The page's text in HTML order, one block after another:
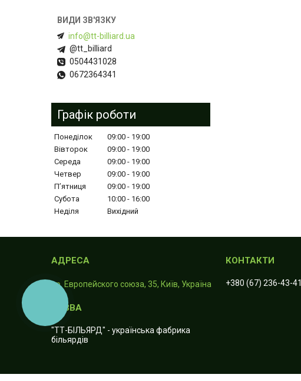
info@tt-billiard.ua
@tt_billiard
0504431028
0672364341
Графік роботи
Понеділок 09:00
19:00
Вівторок
09:00
19:00
Середа
09:00
19:00
Четвер
09:00
19:00
Пʼятниця
09:00
19:00
Субота
10:00
16:00
Неділя
Вихідний
пр. Европейского союза, 35, Київ, Україна
"ТТ-БІЛЬЯРД" - українська фабрика
більярдів
+380 (67) 236-43-41